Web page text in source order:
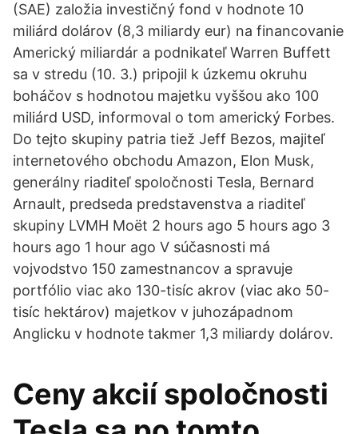
(SAE) založia investičný fond v hodnote 10
miliárd dolárov (8,3 miliardy eur) na financovanie
Americký miliardár a podnikateľ Warren Buffett
sa v stredu (10. 3.) pripojil k úzkemu okruhu
boháčov s hodnotou majetku vyššou ako 100
miliárd USD, informoval o tom americký Forbes.
Do tejto skupiny patria tiež Jeff Bezos, majiteľ
internetového obchodu Amazon, Elon Musk,
generálny riaditeľ spoločnosti Tesla, Bernard
Arnault, predseda predstavenstva a riaditeľ
skupiny LVMH Moët 2 hours ago 5 hours ago 3
hours ago 1 hour ago V súčasnosti má
vojvodstvo 150 zamestnancov a spravuje
portfólio viac ako 130-tisíc akrov (viac ako 50-
tisíc hektárov) majetkov v juhozápadnom
Anglicku v hodnote takmer 1,3 miliardy dolárov.
Ceny akcií spoločnosti